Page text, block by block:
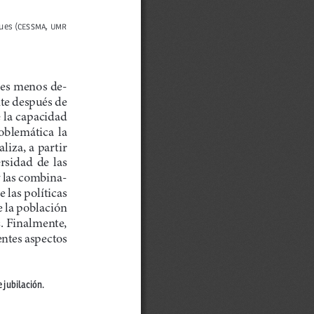
(CESSMA, UMR
menos de-
después de
capacidad
la
a partir
de  las
las combina-
las políticas
la población
Finalmente,
aspectos
jubilación.